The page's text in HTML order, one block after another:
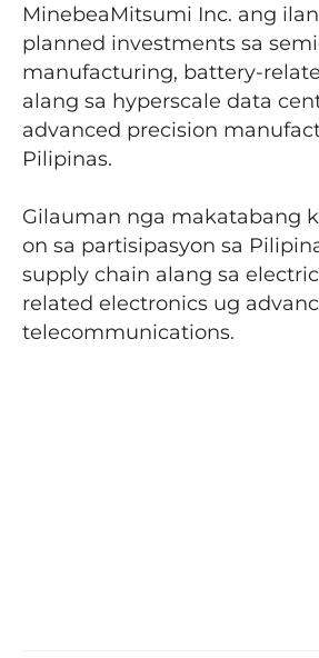
MinebeaMitsumi Inc. ang
planned investments sa
manufacturing, battery-
alang sa hyperscale data
advanced precision
Pilipinas.
Gilauman nga makatabang
on sa partisipasyon sa
supply chain alang sa
related electronics ug
telecommunications.